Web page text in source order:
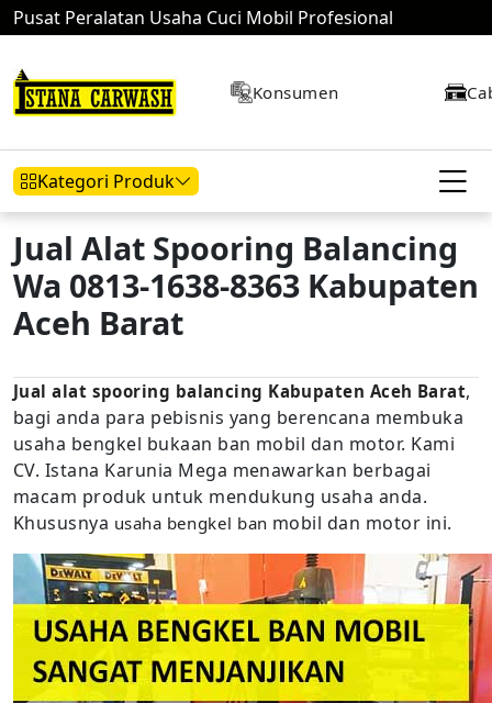
Pusat Peralatan Usaha Cuci Mobil Profesional
Konsumen
Kategori Produk
Hidrolik Mobil Hidrolik Motor Kompresor
Mesin Air
Jual Alat Spooring Balancing
Wa 0813-1638-8363 Kabupaten
Aceh Barat
Jual alat spooring balancing Kabupaten Aceh Barat,
bagi anda para pebisnis yang berencana membuka
usaha bengkel bukaan ban mobil dan motor. Kami
CV. Istana Karunia Mega menawarkan berbagai
macam produk untuk mendukung usaha anda.
Khususnya usaha bengkel ban mobil dan motor ini.